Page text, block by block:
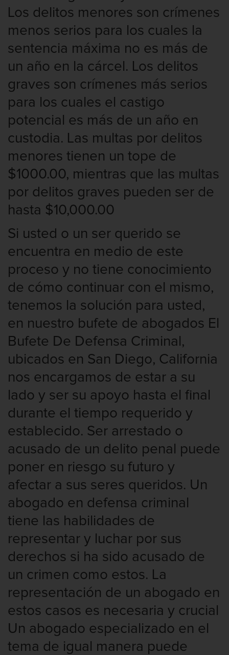
Agresión que causa lesiones
corporales graves
Asalto agravado
Asalto con Arma Mortal
Asalto con químicos cáusticos
Asalto contra un Funcionario Público
Defensa de Asalto
Asuntos Posteriores a la Condena
Eliminación de Antecedentes Penales
Sello de Registros de Arresto
Violación de la libertad condicional
Defensa Criminal
Defensa de Homicidios
Defensa de Licencia Profesional
Licencia De Contabilidad
Licencia Dental
Licencia Médica
Licencia de Enfermería
Licencia de Farmacéutico
Licencia Veterinaria
Defensa de secuestro
Defensa de Violación
Delincuencia Juvenil
Audiencias de Detención
Audiencias de Disposición
Audiencias de Transferencia
Delitos por los cuales un Menor puede
ser Juzgado como Adulto
Los delitos menores son crímenes
menos serios para los cuales la
sentencia máxima no es más de
un año en la cárcel. Los delitos
graves son crímenes más serios
para los cuales el castigo
potencial es más de un año en
custodia. Las multas por delitos
menores tienen un tope de
$1000.00, mientras que las multas
por delitos graves pueden ser de
hasta $10,000.00
Si usted o un ser querido se
encuentra en medio de este
proceso y no tiene conocimiento
de cómo continuar con el mismo,
tenemos la solución para usted,
en nuestro bufete de abogados El
Bufete De Defensa Criminal,
ubicados en San Diego, California
nos encargamos de estar a su
lado y ser su apoyo hasta el final
durante el tiempo requerido y
establecido. Ser arrestado o
acusado de un delito penal puede
poner en riesgo su futuro y
afectar a sus seres queridos. Un
abogado en defensa criminal
tiene las habilidades de
representar y luchar por sus
derechos si ha sido acusado de
un crimen como estos. La
representación de un abogado en
estos casos es necesaria y crucial
Un abogado especializado en el
tema de igual manera puede